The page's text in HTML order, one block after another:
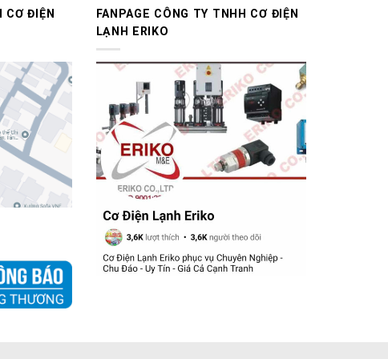
CƠ ĐIỆN
FANPAGE CÔNG TY TNHH CƠ ĐIỆN
LẠNH ERIKO